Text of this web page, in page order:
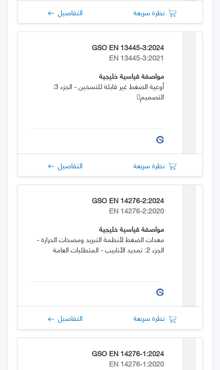
نظرة سريعة التفاصيل
GSO EN 13445-3:2024
EN 13445-3:2021
مواصفة قياسية خليجية
أوعية الضغط غیر قابلة للتسخین - الجزء 3:
التصميم􀥻
نظرة سريعة التفاصيل
GSO EN 14276-2:2024
EN 14276-2:2020
مواصفة قياسية خليجية
معدات الضغط لأنظمة التبريد ومضخات الحرارة -
الجزء 2: تمديد الأنابيب - المتطلبات العامة
نظرة سريعة التفاصيل
GSO EN 14276-1:2024
EN 14276-1:2020